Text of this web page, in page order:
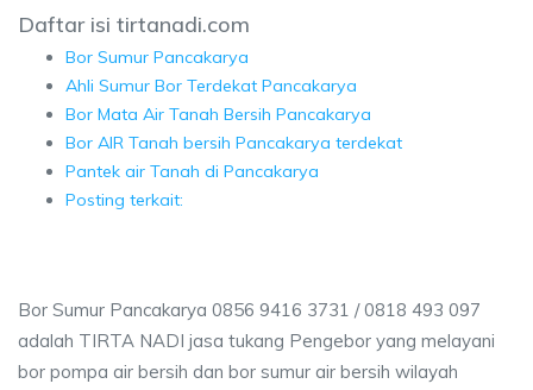
Daftar isi tirtanadi.com
Bor Sumur Pancakarya
Ahli Sumur Bor Terdekat Pancakarya
Bor Mata Air Tanah Bersih Pancakarya
Bor AIR Tanah bersih Pancakarya terdekat
Pantek air Tanah di Pancakarya
Posting terkait:
Bor Sumur Pancakarya 0856 9416 3731 / 0818 493 097
adalah TIRTA NADI jasa tukang Pengebor yang melayani
bor pompa air bersih dan bor sumur air bersih wilayah